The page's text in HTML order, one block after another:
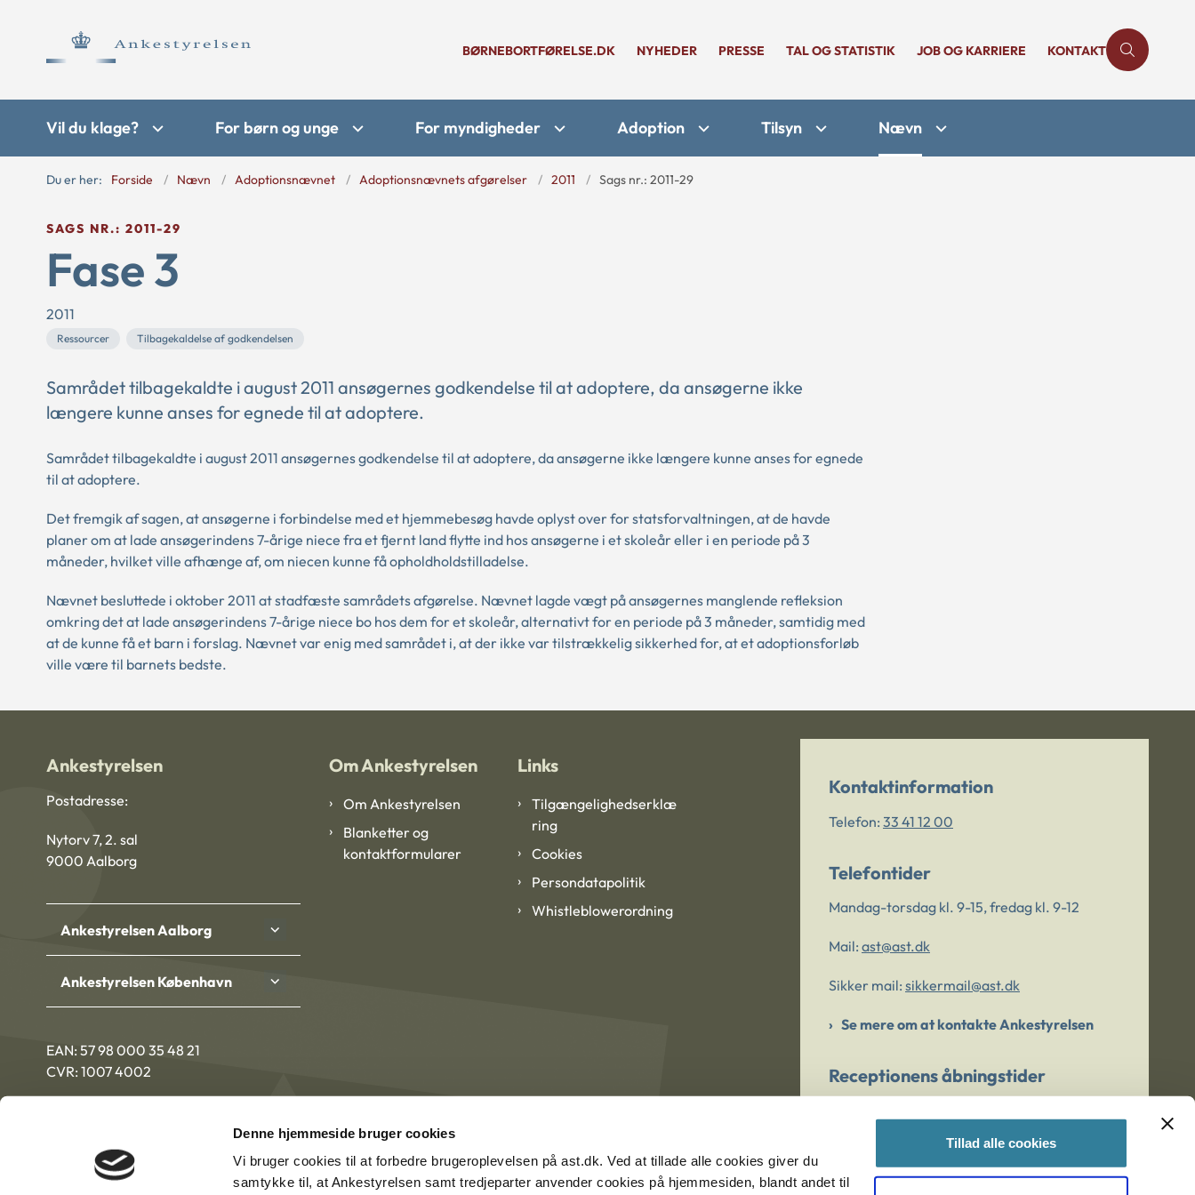
Denne hjemmeside bruger cookies
Vi bruger cookies til at forbedre brugeroplevelsen på ast.dk. Ved at tillade alle cookies giver du
samtykke til, at Ankestyrelsen samt tredjeparter anvender cookies på hjemmesiden, blandt andet til
Tillad alle cookies
BØRNEBORTFØRELSE.DK NYHEDER PRESSE TAL OG STATISTIK JOB OG KARRIERE KONTAKT
Vil du klage? For børn og unge For myndigheder Adoption Tilsyn Nævn
Du er her: Forside Nævn Adoptionsnævnet Adoptionsnævnets afgørelser 2011 Sags nr.: 2011-29
SAGS NR.: 2011-29
Fase 3
2011
Ressourcer Tilbagekaldelse af godkendelsen
Samrådet tilbagekaldte i august 2011 ansøgernes godkendelse til at adoptere, da ansøgerne ikke
længere kunne anses for egnede til at adoptere.
Samrådet tilbagekaldte i august 2011 ansøgernes godkendelse til at adoptere, da ansøgerne ikke længere kunne anses for egnede
til at adoptere.
Det fremgik af sagen, at ansøgerne i forbindelse med et hjemmebesøg havde oplyst over for statsforvaltningen, at de havde
planer om at lade ansøgerindens 7-årige niece fra et fjernt land flytte ind hos ansøgerne i et skoleår eller i en periode på 3
måneder, hvilket ville afhænge af, om niecen kunne få opholdholdstilladelse.
Nævnet besluttede i oktober 2011 at stadfæste samrådets afgørelse. Nævnet lagde vægt på ansøgernes manglende refleksion
omkring det at lade ansøgerindens 7-årige niece bo hos dem for et skoleår, alternativt for en periode på 3 måneder, samtidig med
at de kunne få et barn i forslag. Nævnet var enig med samrådet i, at der ikke var tilstrækkelig sikkerhed for, at et adoptionsforløb
ville være til barnets bedste.
Ankestyrelsen
Postadresse:
Nytorv 7, 2. sal
9000 Aalborg
Ankestyrelsen Aalborg
Ankestyrelsen København
EAN: 57 98 000 35 48 21
CVR: 1007 4002
Om Ankestyrelsen
Om Ankestyrelsen
Blanketter og
kontaktformularer
Links
Tilgængelighedserklæ
ring
Cookies
Persondatapolitik
Whistleblowerordning
Kontaktinformation
Telefon: 33 41 12 00
Telefontider
Mandag-torsdag kl. 9-15, fredag kl. 9-12
Mail: ast@ast.dk
Sikker mail: sikkermail@ast.dk
Se mere om at kontakte Ankestyrelsen
Receptionens åbningstider
Er du bekymret for et barn/en ung?